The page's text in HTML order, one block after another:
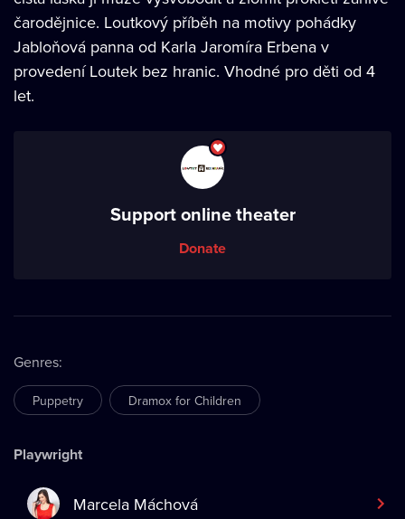
čarodějnice. Loutkový příběh na motivy pohádky
Jabloňová panna od Karla Jaromíra Erbena v
provedení Loutek bez hranic. Vhodné pro děti od 4
let.
Support online theater
Donate
Genres:
Puppetry Dramox for Children
Playwright
Marcela Máchová